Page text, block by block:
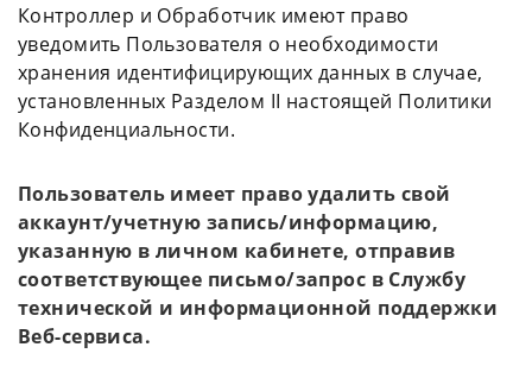
Контроллер и Обработчик имеют право
уведомить Пользователя о необходимости
хранения идентифицирующих данных в случае,
установленных Разделом II настоящей Политики
Конфиденциальности.
Пользователь имеет право удалить свой
аккаунт/учетную запись/информацию,
указанную в личном кабинете, отправив
соответствующее письмо/запрос в Службу
технической и информационной поддержки
Веб-сервиса.